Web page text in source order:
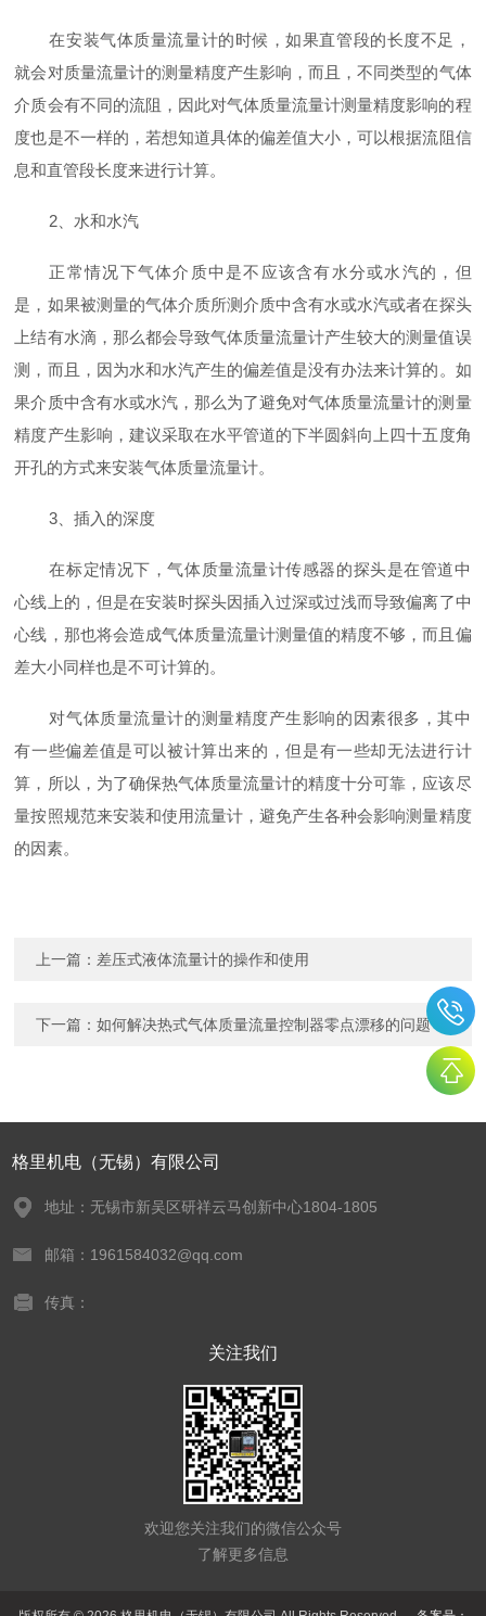
在安装气体质量流量计‍的时候，如果直管段的长度不足，
就会对质量流量计的测量精度产生影响，而且，不同类型的气体
介质会有不同的流阻，因此对气体质量流量计‍测量精度影响的程
度也是不一样的，若想知道具体的偏差值大小，可以根据流阻信
息和直管段长度来进行计算。
2、水和水汽
正常情况下气体介质中是不应该含有水分或水汽的，但
是，如果被测量的气体介质所测介质中含有水或水汽或者在探头
上结有水滴，那么都会导致气体质量流量计‍产生较大的测量值误
测，而且，因为水和水汽产生的偏差值是没有办法来计算的。如
果介质中含有水或水汽，那么为了避免对气体质量流量计‍的测量
精度产生影响，建议采取在水平管道的下半圆斜向上四十五度角
开孔的方式来安装气体质量流量计‍。
3、插入的深度
在标定情况下，气体质量流量计‍传感器的探头是在管道中
心线上的，但是在安装时探头因插入过深或过浅而导致偏离了中
心线，那也将会造成气体质量流量计‍测量值的精度不够，而且偏
差大小同样也是不可计算的。
对气体质量流量计‍的测量精度产生影响的因素很多，其中
有一些偏差值是可以被计算出来的，但是有一些却无法进行计
算，所以，为了确保热气体质量流量计‍的精度十分可靠，应该尽
量按照规范来安装和使用流量计，避免产生各种会影响测量精度
的因素。
上一篇： 差压式液体流量计的操作和使用
下一篇：如何解决热式气体质量流量控制器零点漂移的问题
格里机电（无锡）有限公司
地址：无锡市新吴区研祥云马创新中心1804-1805
邮箱：1961584032@qq.com
传真：
关注我们
欢迎您关注我们的微信公众号
了解更多信息